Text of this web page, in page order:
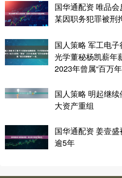
国华通配资 唯品
某因职务犯罪被刑
国人策略 军工电
光学董秘杨凯薪年
2023年曾属“百万
国人策略 明起继
大资产重组
国华通配资 姜壹
逾5年